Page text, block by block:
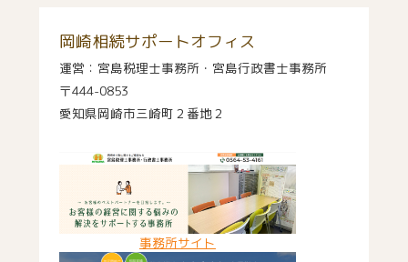
岡崎相続サポートオフィス
運営：宮島税理士事務所・宮島行政書士事務所
〒444-0853
愛知県岡崎市三崎町２番地２
事務所サイト